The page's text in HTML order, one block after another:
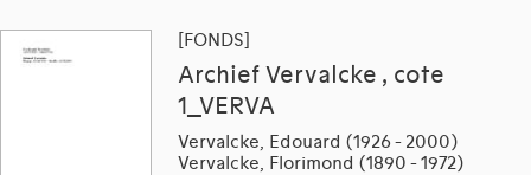
[FONDS]
Archief Vervalcke , cote
1_VERVA
Vervalcke, Edouard (1926 - 2000)
Vervalcke, Florimond (1890 - 1972)